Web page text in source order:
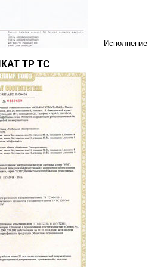
в контейнере
ТР ТС
Исполнение